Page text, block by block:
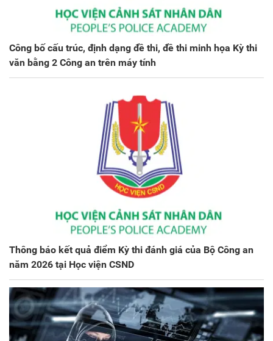
Công bố cấu trúc, định dạng đề thi, đề thi minh họa Kỳ thi
văn bằng 2 Công an trên máy tính
Thông báo kết quả điểm Kỳ thi đánh giá của Bộ Công an
năm 2026 tại Học viện CSND